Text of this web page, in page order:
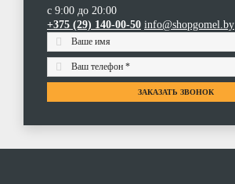
с 9:00 до 20:00
+375 (29) 140-00-50 info@shopgomel.by
ЗАКАЗАТЬ ЗВОНОК